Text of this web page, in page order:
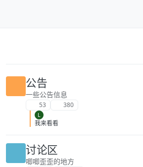
公告
一些公告信息
53 380
L
我来看看
讨论区
唧唧歪歪的地方